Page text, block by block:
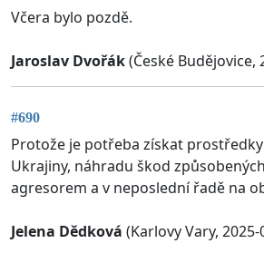
Včera bylo pozdě.
Jaroslav Dvořák(České Budějovice,
#690
Protože je potřeba získat
Ukrajiny, náhradu škod
agresorem a v neposlední řadě na
Jelena Dědková (Karlovy Vary, 2025-